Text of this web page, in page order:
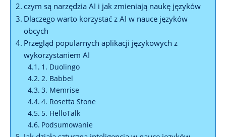
czym są​ narzędzia AI i jak zmieniają naukę⁣ języków
Dlaczego warto korzystać z AI⁤ w nauce języków
obcych
Przegląd popularnych aplikacji językowych z
wykorzystaniem AI
1. Duolingo
2. Babbel
3.⁢ Memrise
4. Rosetta Stone
5. HelloTalk
Podsumowanie